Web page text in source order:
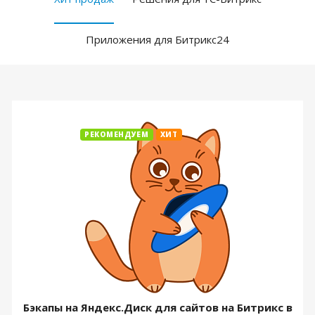
Приложения для Битрикс24
РЕКОМЕНДУЕМ ХИТ
Бэкапы на Яндекс.Диск для сайтов на Битрикс в